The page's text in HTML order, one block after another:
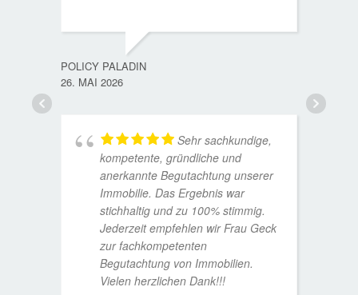
POLICY PALADIN
26. MAI 2026
Sehr sachkundige,
kompetente, gründliche und
anerkannte Begutachtung unserer
Immobilie. Das Ergebnis war
stichhaltig und zu 100% stimmig.
Jederzeit empfehlen wir Frau Geck
zur fachkompetenten
Begutachtung von Immobilien.
Vielen herzlichen Dank!!!